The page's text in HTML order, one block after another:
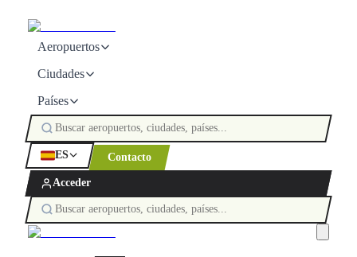
Aeropuertos
Ciudades
Países
ES Contacto
Acceder